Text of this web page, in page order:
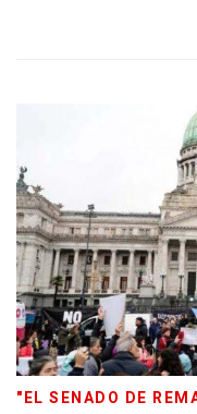
"EL SENADO DE